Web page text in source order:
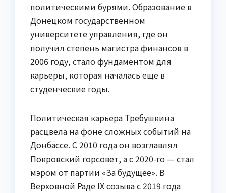
политическими бурями. Образование в
Донецком государственном
университете управления, где он
получил степень магистра финансов в
2006 году, стало фундаментом для
карьеры, которая началась еще в
студенческие годы.
Политическая карьера Требушкина
расцвела на фоне сложных событий на
Донбассе. С 2010 года он возглавлял
Покровский горсовет, а с 2020-го — стал
мэром от партии «За будущее». В
Верховной Раде IX созыва с 2019 года